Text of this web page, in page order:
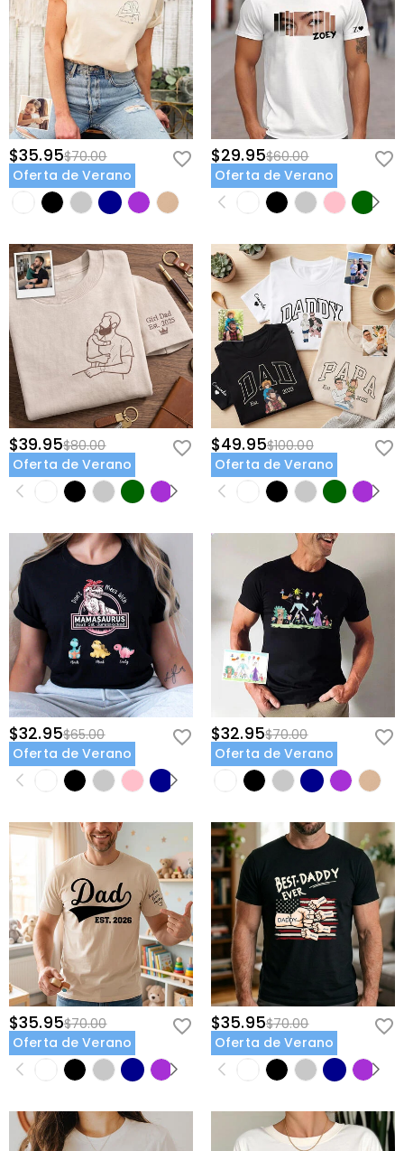
$35.95$70.00
Oferta de Verano
$29.95$60.00
Oferta de Verano
$39.95$80.00
Oferta de Verano
$49.95$100.00
Oferta de Verano
$32.95$65.00
Oferta de Verano
$32.95$70.00
Oferta de Verano
$35.95$70.00
Oferta de Verano
$35.95$70.00
Oferta de Verano